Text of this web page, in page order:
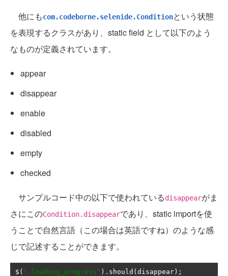
他にもcom.codeborne.selenide.Conditionという状態
を表現するクラスがあり、static field として以下のよう
なものが定義されています。
appear
disappear
enable
disabled
empty
checked
サンプルコード中の以下で使われているdisappearがま
さにこのCondition.disappearであり、static importを使
うことで自然言語（この場合は英語ですね）のような感
じで記述することができます。
$ ( ".loading_progress" ). should (disappear);